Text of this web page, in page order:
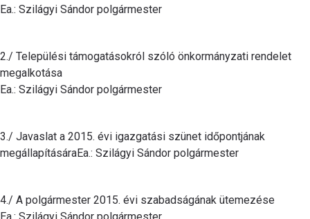
Ea.: Szilágyi Sándor polgármester
2./ Települési támogatásokról szóló önkormányzati rendelet
megalkotása
Ea.: Szilágyi Sándor polgármester
3./ Javaslat a 2015. évi igazgatási szünet időpontjának
megállapításáraEa.: Szilágyi Sándor polgármester
4./ A polgármester 2015. évi szabadságának ütemezése